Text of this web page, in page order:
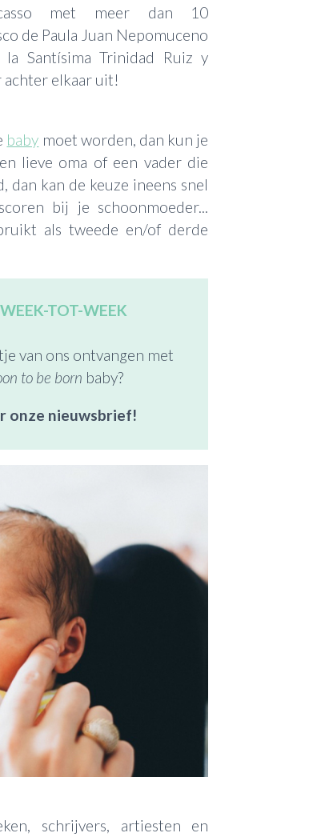
met meer dan 10
de Paula Juan Nepomuceno
Santísima Trinidad Ruiz y
achter elkaar uit!
baby moet worden, dan kun je
lieve oma of een vader die
kan de keuze ineens snel
bij je schoonmoeder...
als tweede en/of derde
TOT-WEEK
van ons ontvangen met
to be born baby?
onze nieuwsbrief!
schrijvers, artiesten en